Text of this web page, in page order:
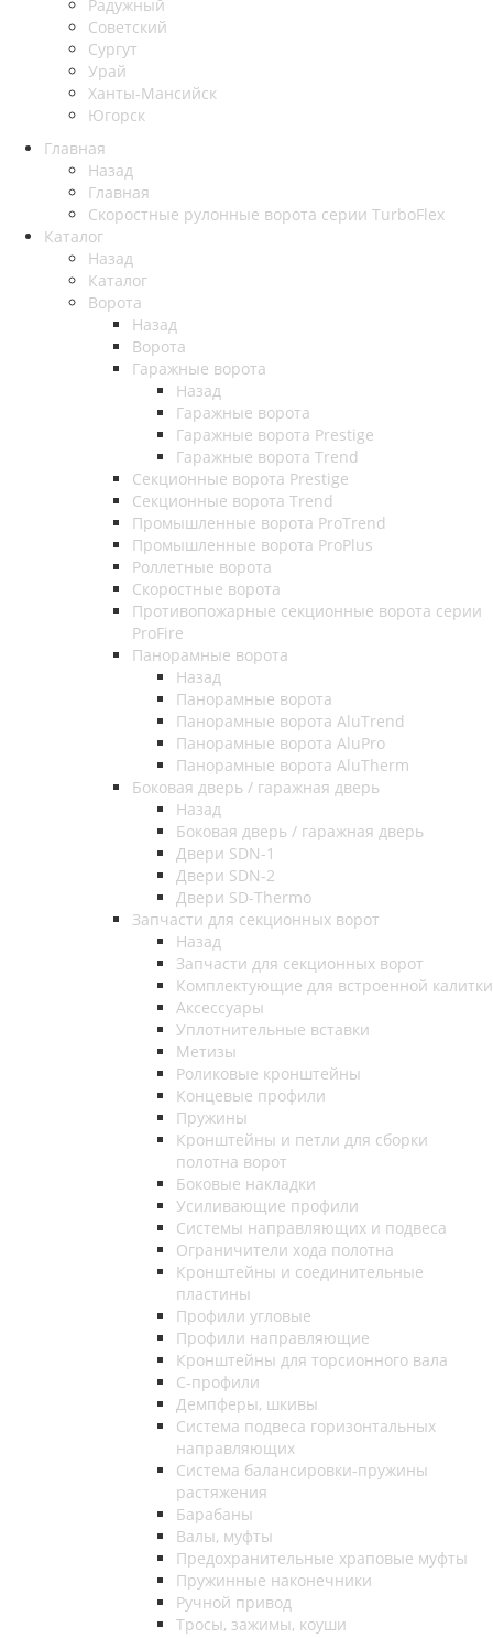
Радужный
Советский
Сургут
Урай
Ханты-Мансийск
Югорск
Главная
Назад
Главная
Скоростные рулонные ворота серии TurboFlex
Каталог
Назад
Каталог
Ворота
Назад
Ворота
Гаражные ворота
Назад
Гаражные ворота
Гаражные ворота Prestige
Гаражные ворота Trend
Секционные ворота Prestige
Секционные ворота Trend
Промышленные ворота ProTrend
Промышленные ворота ProPlus
Роллетные ворота
Скоростные ворота
Противопожарные секционные ворота серии
ProFire
Панорамные ворота
Назад
Панорамные ворота
Панорамные ворота AluTrend
Панорамные ворота AluPro
Панорамные ворота AluTherm
Боковая дверь / гаражная дверь
Назад
Боковая дверь / гаражная дверь
Двери SDN-1
Двери SDN-2
Двери SD-Thermo
Запчасти для секционных ворот
Назад
Запчасти для секционных ворот
Комплектующие для встроенной калитки
Аксессуары
Уплотнительные вставки
Метизы
Роликовые кронштейны
Концевые профили
Пружины
Кронштейны и петли для сборки
полотна ворот
Боковые накладки
Усиливающие профили
Системы направляющих и подвеса
Ограничители хода полотна
Кронштейны и соединительные
пластины
Профили угловые
Профили направляющие
Кронштейны для торсионного вала
С-профили
Демпферы, шкивы
Система подвеса горизонтальных
направляющих
Система балансировки-пружины
растяжения
Барабаны
Валы, муфты
Предохранительные храповые муфты
Пружинные наконечники
Ручной привод
Тросы, зажимы, коуши